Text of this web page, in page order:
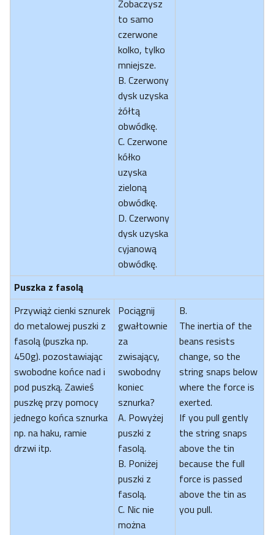
Zobaczysz
to samo
czerwone
kolko, tylko
mniejsze.
B. Czerwony
dysk uzyska
żółtą
obwódkę.
C. Czerwone
kółko
uzyska
zieloną
obwódkę.
D. Czerwony
dysk uzyska
cyjanową
obwódkę.
Puszka z fasolą
Przywiąż cienki sznurek
do metalowej puszki z
fasolą (puszka np.
450g). pozostawiając
swobodne końce nad i
pod puszką. Zawieś
puszkę przy pomocy
jednego końca sznurka
np. na haku, ramie
drzwi itp.
Pociągnij
gwałtownie
za
zwisający,
swobodny
koniec
sznurka?
A. Powyżej
puszki z
fasolą.
B. Poniżej
puszki z
fasolą.
C. Nic nie
można
B.
The inertia of the
beans resists
change, so the
string snaps below
where the force is
exerted.
If you pull gently
the string snaps
above the tin
because the full
force is passed
above the tin as
you pull.